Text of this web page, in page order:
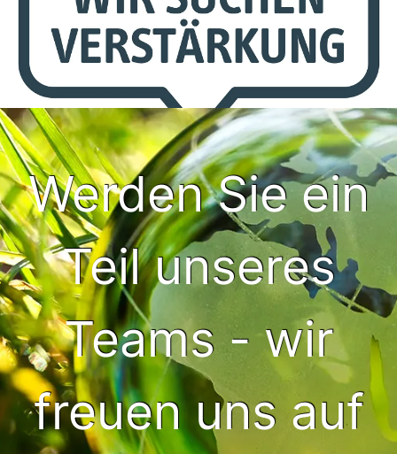
Werden Sie ein
Teil unseres
Teams - wir
freuen uns auf